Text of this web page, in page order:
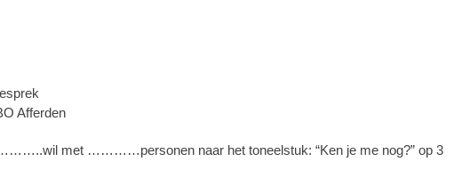
Afferden
…………personen naar het toneelstuk: “Ken je me nog?” op 3